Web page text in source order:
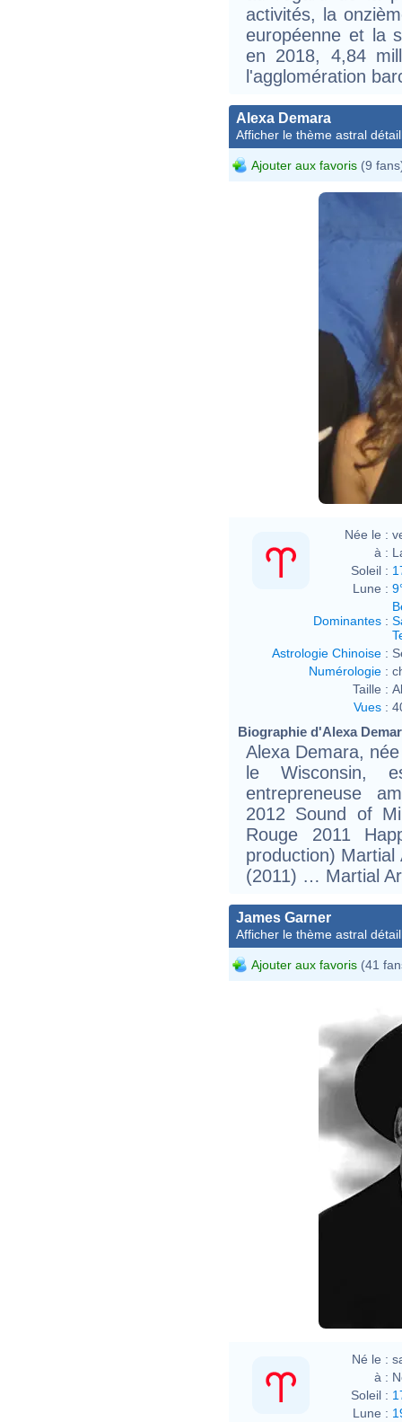
activités, la
européenne et la
en 2018, 4,84
l'agglomération
Alexa Demara
Afficher le thème astral
Ajouter aux favoris (9
Née le :
à :
Soleil :
Lune :
Dominantes :
Astrologie Chinoise :
Numérologie :
Taille :
Vues :
Biographie d'Alexa
Alexa Demara,
le Wisconsin,
entrepreneuse
2012 Sound of
Rouge 2011
production)
(2011) … Martial
James Garner
Afficher le thème astral
Ajouter aux favoris (41
Né le :
à :
Soleil :
Lune :